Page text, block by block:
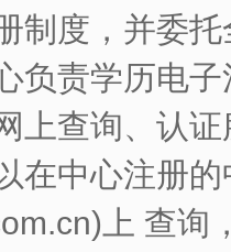
制度，并委
负责学历电
上查询、认
在中心注册
上 查询